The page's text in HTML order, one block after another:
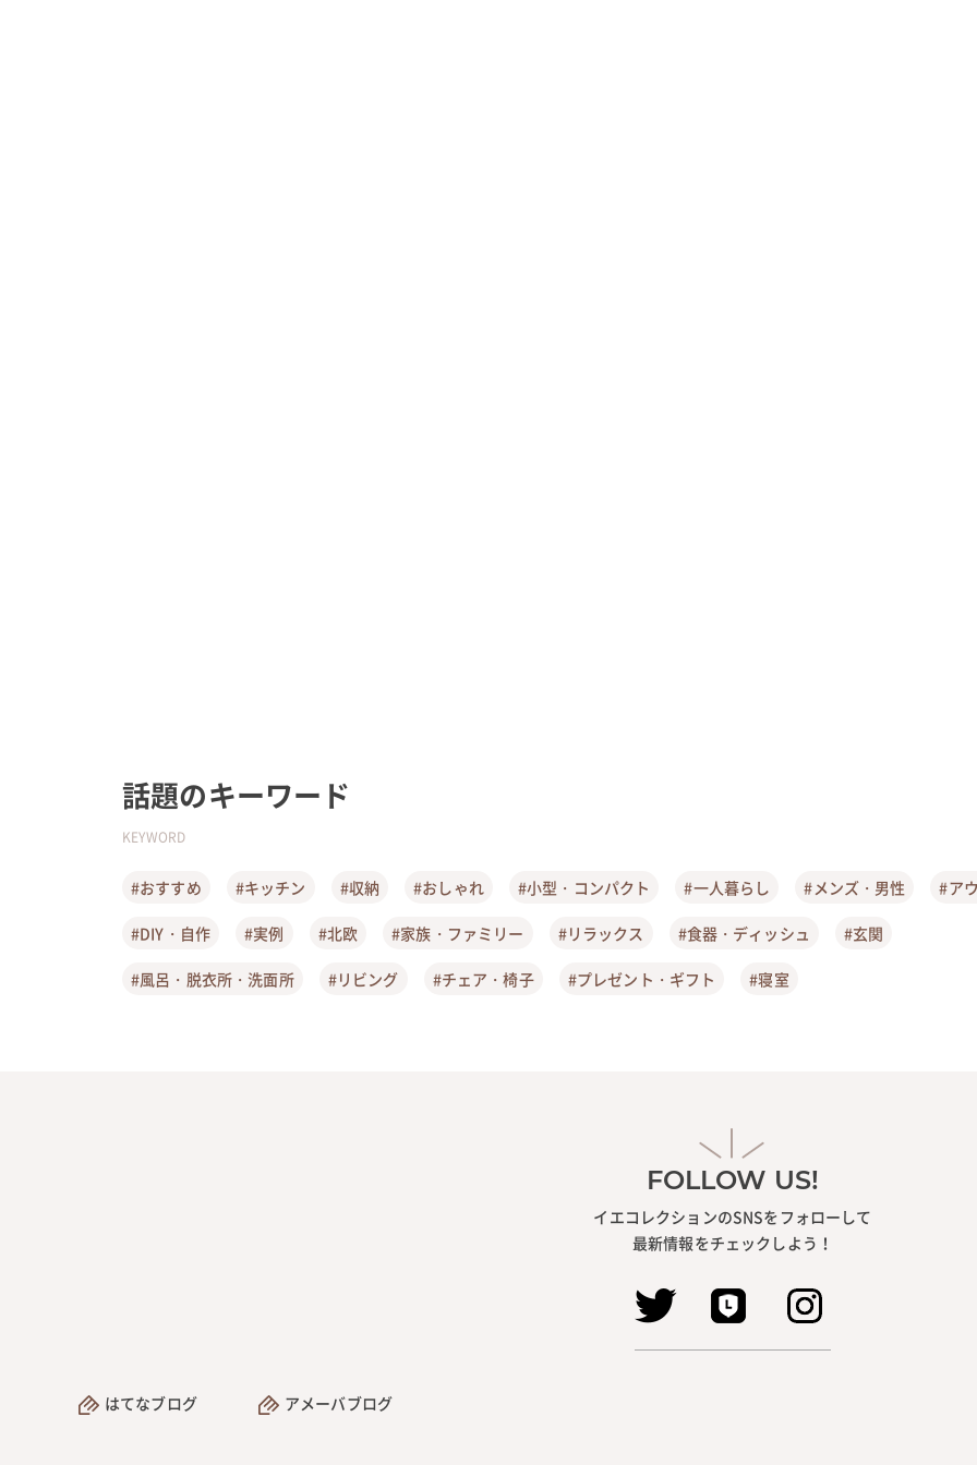
話題のキーワード
KEYWORD
#おすすめ #キッチン #収納 #おしゃれ #小型・コンパクト #一人暮らし #メンズ・男性 #ア
#DIY・自作 #実例 #北欧 #家族・ファミリー #リラックス #食器・ディッシュ #玄関
#風呂・脱衣所・洗面所 #リビング #チェア・椅子 #プレゼント・ギフト #寝室
FOLLOW US!
イエコレクションのSNSをフォローして
最新情報をチェックしよう！
はてなブログ アメーバブログ